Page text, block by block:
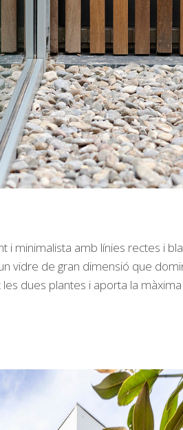
i minimalista amb línies rectes i
vidre de gran dimensió que
dues plantes i aporta la